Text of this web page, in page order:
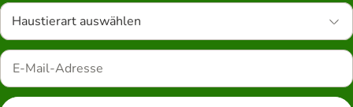
Haustierart auswählen